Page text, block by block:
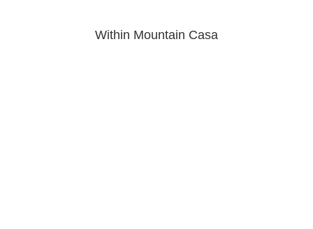
Within Mountain Casa